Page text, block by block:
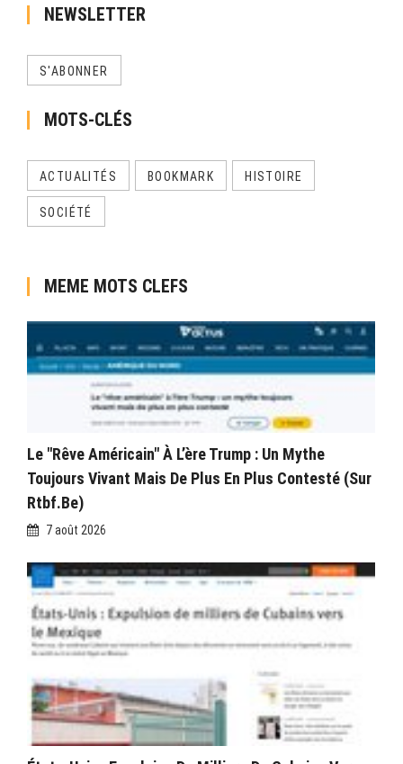
NEWSLETTER
S'ABONNER
MOTS-CLÉS
ACTUALITÉS BOOKMARK HISTOIRE
SOCIÉTÉ
MEME MOTS CLEFS
Le "rêve Américain" À L’ère Trump : Un Mythe
Toujours Vivant Mais De Plus En Plus Contesté (sur
Rtbf.be)
7 août 2026